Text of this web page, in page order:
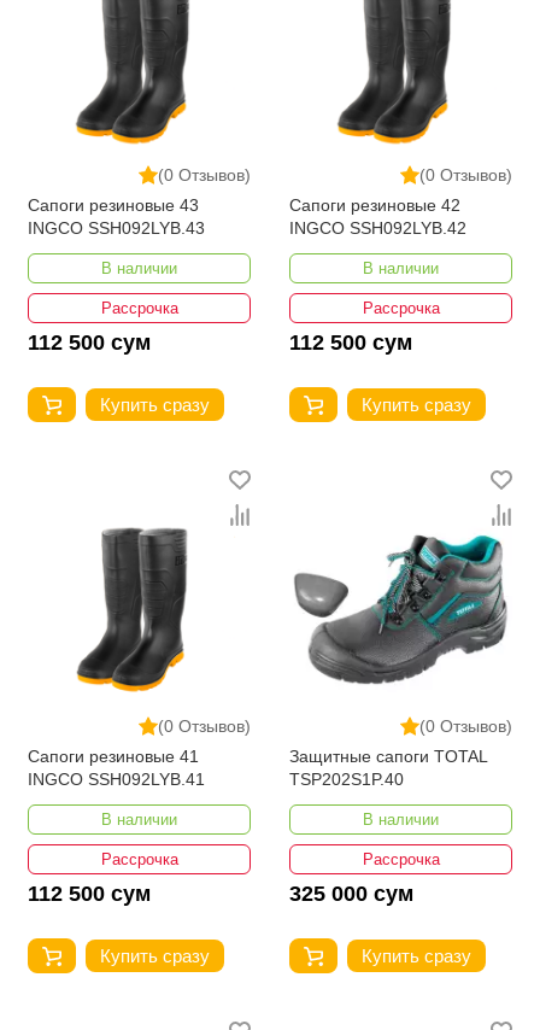
(0 Отзывов)
Сапоги резиновые 43
INGCO SSH092LYB.43
В наличии
Рассрочка
112 500 сум
Купить сразу
(0 Отзывов)
Сапоги резиновые 42
INGCO SSH092LYB.42
В наличии
Рассрочка
112 500 сум
Купить сразу
(0 Отзывов)
Сапоги резиновые 41
INGCO SSH092LYB.41
В наличии
Рассрочка
112 500 сум
Купить сразу
(0 Отзывов)
Защитные сапоги TOTAL
TSP202S1P.40
В наличии
Рассрочка
325 000 сум
Купить сразу